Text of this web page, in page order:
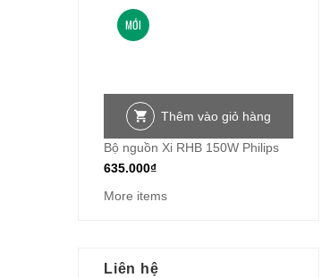
MỚI
Thêm vào giỏ hàng
Bộ nguồn Xi RHB 150W Philips
635.000₫
More items
Liên hệ